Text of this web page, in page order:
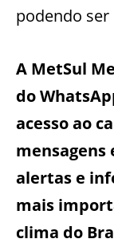
podendo
A MetSul
do
acesso ao
mensagens
alertas e
mais
clima do